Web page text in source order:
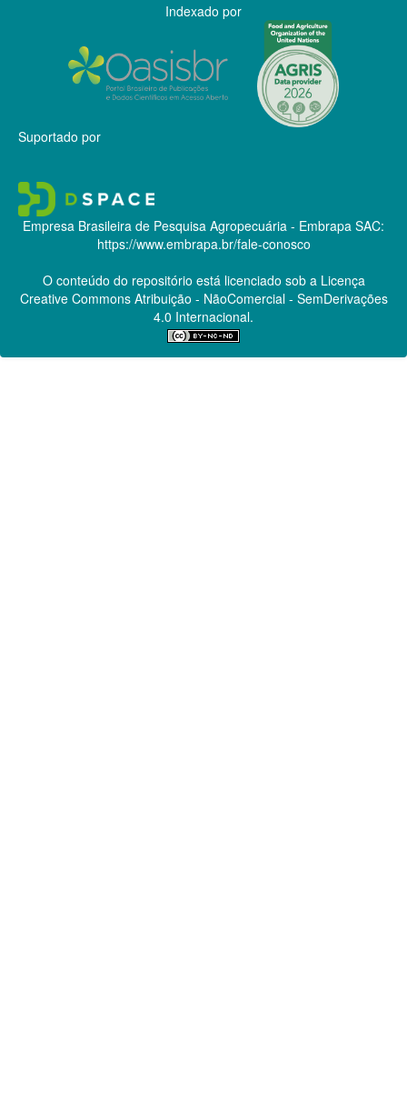
Indexado por
Suportado por
Empresa Brasileira de Pesquisa Agropecuária - Embrapa SAC:
https://www.embrapa.br/fale-conosco
O conteúdo do repositório está licenciado sob a Licença
Creative CommonsAtribuição - NãoComercial - SemDerivações
4.0 Internacional.